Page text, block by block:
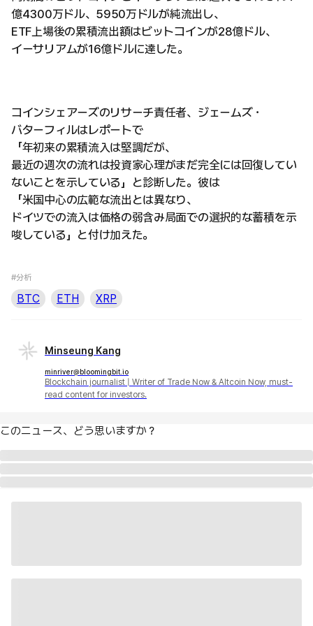
億4300万ドル、5950万ドルが純流出し、
ETF上場後の累積流出額はビットコインが28億ドル、
イーサリアムが16億ドルに達した。
コインシェアーズのリサーチ責任者、ジェームズ・
バターフィルはレポートで
「年初来の累積流入は堅調だが、
最近の週次の流れは投資家心理がまだ完全には回復してい
ないことを示している」と診断した。彼は
「米国中心の広範な流出とは異なり、
ドイツでの流入は価格の弱含み局面での選択的な蓄積を示
唆している」と付け加えた。
#分析
BTC ETH XRP
Minseung Kang
minriver@bloomingbit.io
Blockchain journalist | Writer of Trade Now & Altcoin Now, must-
read content for investors.
このニュース、どう思いますか？